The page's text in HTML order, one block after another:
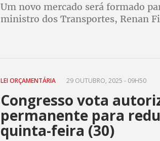
Um novo mercado será formado
ministro dos Transportes, Renan
LEI ORÇAMENTÁRIA 29 OUTUBRO, 2025 - 09H50
Congresso vota
permanente para
quinta-feira (30)